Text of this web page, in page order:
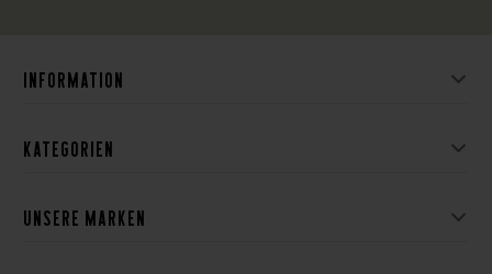
Information
Kategorien
Unsere Marken